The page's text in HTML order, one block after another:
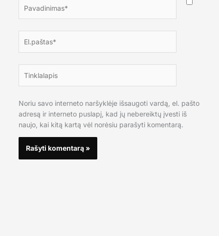
Noriu savo interneto naršyklėje išsaugoti vardą, el. pašto
adresą ir interneto puslapį, kad jų nebereiktų įvesti iš
naujo, kai kitą kartą vėl norėsiu parašyti komentarą.